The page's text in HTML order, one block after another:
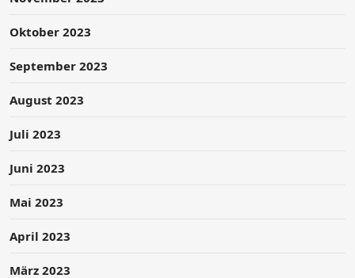
Oktober 2023
September 2023
August 2023
Juli 2023
Juni 2023
Mai 2023
April 2023
März 2023